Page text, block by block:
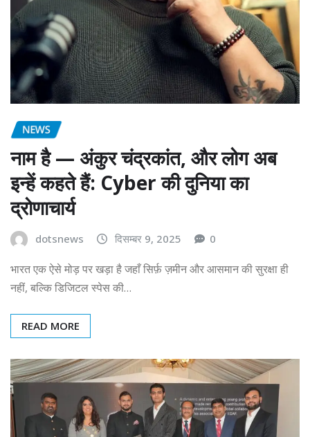
NEWS
नाम है — अंकुर चंद्रकांत, और लोग अब
इन्हें कहते हैं: Cyber की दुनिया का
द्रोणाचार्य
dotsnews दिसम्बर 9, 2025 0
भारत एक ऐसे मोड़ पर खड़ा है जहाँ सिर्फ़ ज़मीन और आसमान की सुरक्षा ही
नहीं, बल्कि डिजिटल स्पेस की…
READ MORE